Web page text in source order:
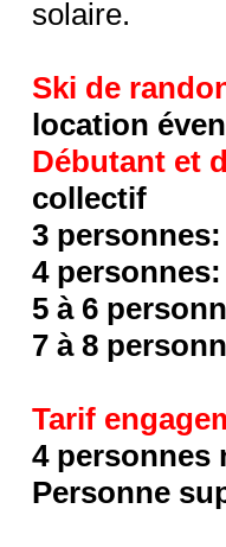
solaire.
Ski de
location
Débutant et
collectif
3 personnes:
4 personnes:
5 à 6
7 à 8
Tarif
4 personnes
Personne